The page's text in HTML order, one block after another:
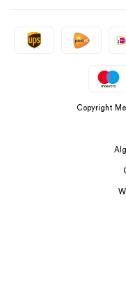
Copyright